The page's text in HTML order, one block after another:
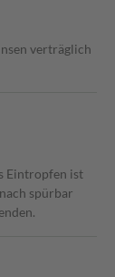
verträglich
Eintropfen ist
spürbar